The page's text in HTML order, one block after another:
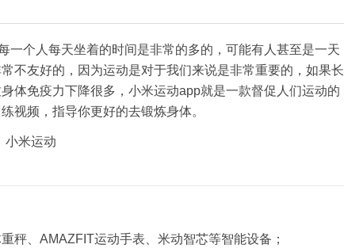
一个人每天坐着的时间是非常的多的，可能有人甚至是一天
不友好的，因为运动是对于我们来说是非常重要的，如果长
体免疫力下降很多，小米运动app就是一款督促人们运动的
视频，指导你更好的去锻炼身体。
秤、AMAZFIT运动手表、米动智芯等智能设备；